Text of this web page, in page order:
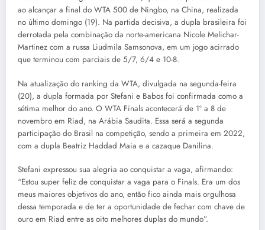
ao alcançar a final do WTA 500 de Ningbo, na China, realizada
no último domingo (19). Na partida decisiva, a dupla brasileira foi
derrotada pela combinação da norte-americana Nicole Melichar-
Martinez com a russa Liudmila Samsonova, em um jogo acirrado
que terminou com parciais de 5/7, 6/4 e 10-8.
Na atualização do ranking da WTA, divulgada na segunda-feira
(20), a dupla formada por Stefani e Babos foi confirmada como a
sétima melhor do ano. O WTA Finals acontecerá de 1º a 8 de
novembro em Riad, na Arábia Saudita. Essa será a segunda
participação do Brasil na competição, sendo a primeira em 2022,
com a dupla Beatriz Haddad Maia e a cazaque Danilina.
Stefani expressou sua alegria ao conquistar a vaga, afirmando:
“Estou super feliz de conquistar a vaga para o Finals. Era um dos
meus maiores objetivos do ano, então fico ainda mais orgulhosa
dessa temporada e de ter a oportunidade de fechar com chave de
ouro em Riad entre as oito melhores duplas do mundo”.